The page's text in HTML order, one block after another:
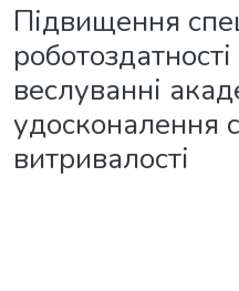
Підвищення
веслуванні
удосконалення
витривалості